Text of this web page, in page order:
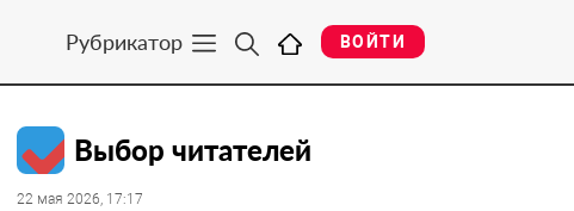
Рубрикатор ВОЙТИ
Выбор читателей
22 мая 2026, 17:17